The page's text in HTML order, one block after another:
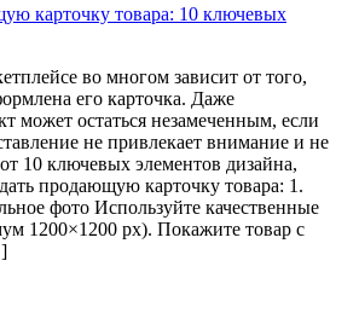
карточку товара: 10 ключевых
во многом зависит от того,
его карточка. Даже
может остаться незамеченным, если
не привлекает внимание и не
10 ключевых элементов дизайна,
продающую карточку товара: 1.
фото Используйте качественные
1200×1200 px). Покажите товар с